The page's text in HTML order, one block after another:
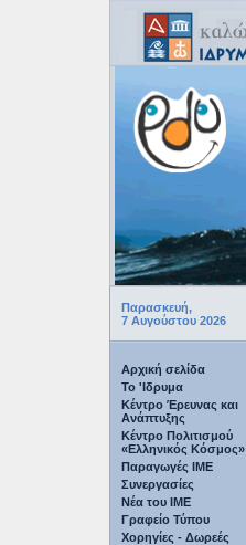
Παρασκευή,
7 Αυγούστου 2026
Αρχική σελίδα
Το 'Ιδρυμα
Κέντρο Έρευνας και
Ανάπτυξης
Κέντρο Πολιτισμού
«Ελληνικός Κόσμος»
Παραγωγές IME
Συνεργασίες
Νέα του ΙΜΕ
Γραφείο Τύπου
Χορηγίες - Δωρεές